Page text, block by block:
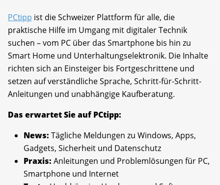
PCtipp ist die Schweizer Plattform für alle, die
praktische Hilfe im Umgang mit digitaler Technik
suchen – vom PC über das Smartphone bis hin zu
Smart Home und Unterhaltungselektronik. Die Inhalte
richten sich an Einsteiger bis Fortgeschrittene und
setzen auf verständliche Sprache, Schritt-für-Schritt-
Anleitungen und unabhängige Kaufberatung.
Das erwartet Sie auf PCtipp:
News: Tägliche Meldungen zu Windows, Apps,
Gadgets, Sicherheit und Datenschutz
Praxis: Anleitungen und Problemlösungen für PC,
Smartphone und Internet